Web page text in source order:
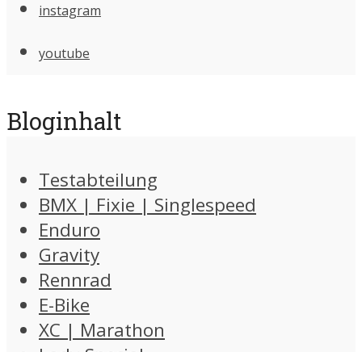
instagram
youtube
Bloginhalt
Testabteilung
BMX | Fixie | Singlespeed
Enduro
Gravity
Rennrad
E-Bike
XC | Marathon